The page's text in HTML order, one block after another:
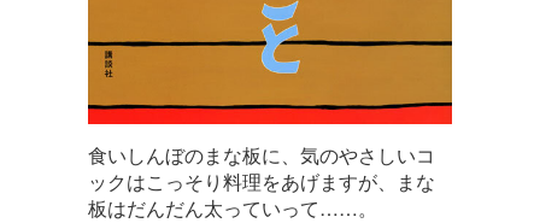
食いしんぼのまな板に、気のやさしいコ
ックはこっそり料理をあげますが、まな
板はだんだん太っていって……。